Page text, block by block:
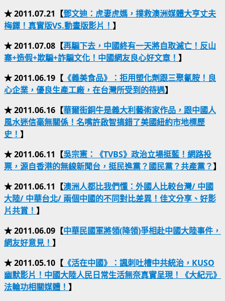
★ 2011.07.21【鄧文迪：虎妻虎媽，撲救澳洲媒體大亨丈夫
梅鐸！真實版VS.動畫版影片！ 】
★ 2011.07.08【再騙下去，中國終有一天將自取滅亡！反山
寨+造假+欺騙+詐騙文化！中國網友良心好文章！ 】
★ 2011.06.19【 《義美食品》：拒用塑化劑跟三聚氰胺！良
心企業，優良生產工廠，在台灣所受到的待遇】
★ 2011.06.16【華爾街銅牛是義大利藝術家作品，跟中國人
風水迷信毫無關係！名嘴許啟智搞錯了美國紐約市地標歷
史！ 】
★ 2011.06.11【吳宗憲：《TVBS》政治立場挺藍！網路投
票，源自香港的無線新聞台，挺民進黨？國民黨？共產黨？】
★ 2011.06.11【澳洲人都比我們懂：外國人比較台灣/ 中國
大陸/ 中華台北/ 兩個中國的不同對比差異！佳文分享、好影
片共賞！ 】
★ 2011.06.09【中華民國軍將領(降領)爭相赴中國大陸事件，
網友好意見！ 】
★ 2011.05.10【 《活在中國》：諷刺吐槽中共統治，KUSO
幽默影片！中國大陸人民日常生活無奈真實呈現！《大紀元》
法輪功相關媒體！ 】